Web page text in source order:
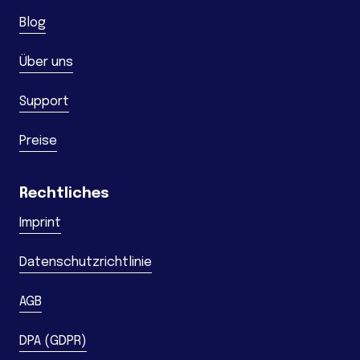
Blog
Über uns
Support
Preise
Rechtliches
Imprint
Datenschutzrichtlinie
AGB
DPA (GDPR)